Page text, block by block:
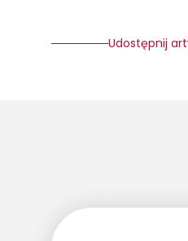
Udostępnij